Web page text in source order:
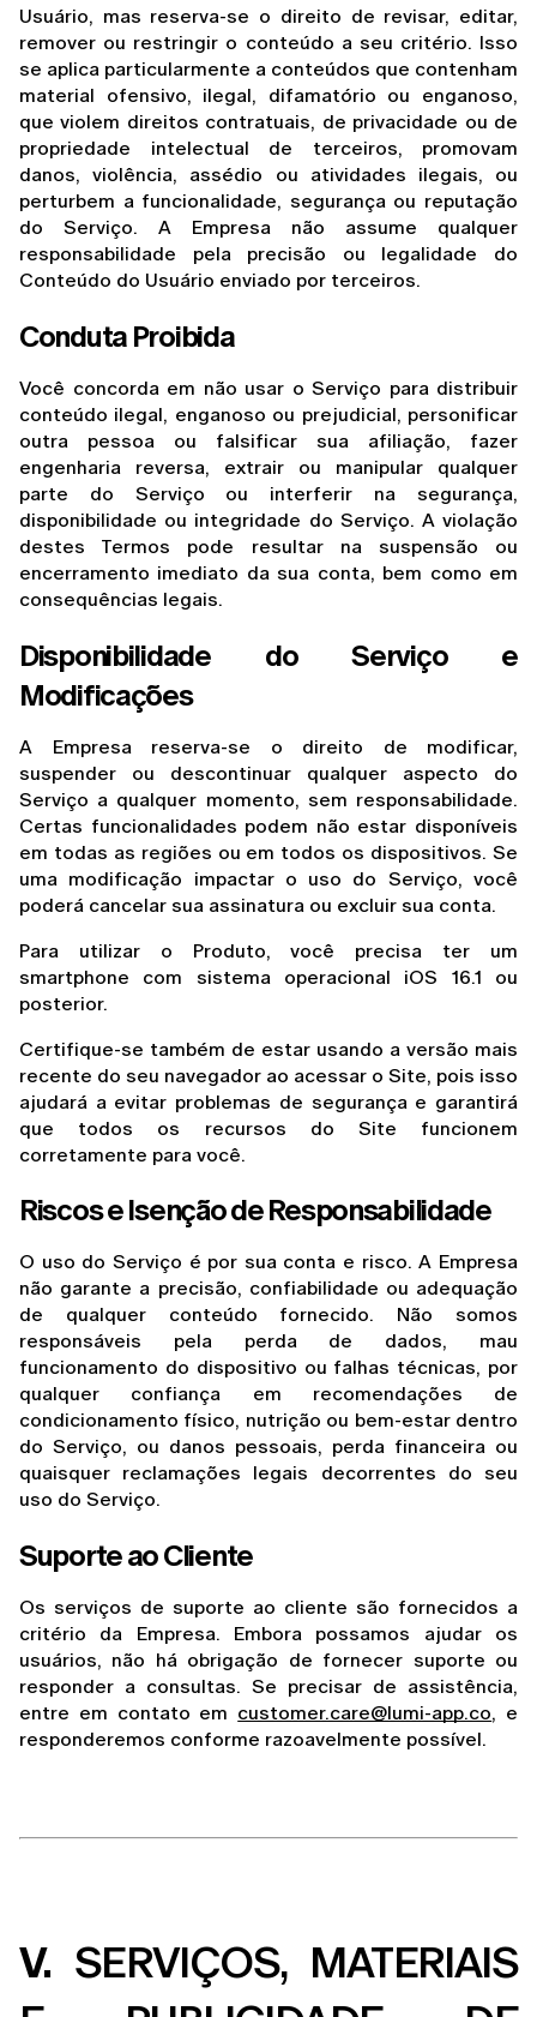
Usuário, mas reserva-se o direito de revisar, editar,
remover ou restringir o conteúdo a seu critério. Isso
se aplica particularmente a conteúdos que contenham
material ofensivo, ilegal, difamatório ou enganoso,
que violem direitos contratuais, de privacidade ou de
propriedade intelectual de terceiros, promovam
danos, violência, assédio ou atividades ilegais, ou
perturbem a funcionalidade, segurança ou reputação
do Serviço. A Empresa não assume qualquer
responsabilidade pela precisão ou legalidade do
Conteúdo do Usuário enviado por terceiros.
Conduta Proibida
Você concorda em não usar o Serviço para distribuir
conteúdo ilegal, enganoso ou prejudicial, personificar
outra pessoa ou falsificar sua afiliação, fazer
engenharia reversa, extrair ou manipular qualquer
parte do Serviço ou interferir na segurança,
disponibilidade ou integridade do Serviço. A violação
destes Termos pode resultar na suspensão ou
encerramento imediato da sua conta, bem como em
consequências legais.
Disponibilidade do Serviço e
Modificações
A Empresa reserva-se o direito de modificar,
suspender ou descontinuar qualquer aspecto do
Serviço a qualquer momento, sem responsabilidade.
Certas funcionalidades podem não estar disponíveis
em todas as regiões ou em todos os dispositivos. Se
uma modificação impactar o uso do Serviço, você
poderá cancelar sua assinatura ou excluir sua conta.
Para utilizar o Produto, você precisa ter um
smartphone com sistema operacional iOS 16.1 ou
posterior.
Certifique-se também de estar usando a versão mais
recente do seu navegador ao acessar o Site, pois isso
ajudará a evitar problemas de segurança e garantirá
que todos os recursos do Site funcionem
corretamente para você.
Riscos e Isenção de Responsabilidade
O uso do Serviço é por sua conta e risco. A Empresa
não garante a precisão, confiabilidade ou adequação
de qualquer conteúdo fornecido. Não somos
responsáveis pela perda de dados, mau
funcionamento do dispositivo ou falhas técnicas, por
qualquer confiança em recomendações de
condicionamento físico, nutrição ou bem-estar dentro
do Serviço, ou danos pessoais, perda financeira ou
quaisquer reclamações legais decorrentes do seu
uso do Serviço.
Suporte ao Cliente
Os serviços de suporte ao cliente são fornecidos a
critério da Empresa. Embora possamos ajudar os
usuários, não há obrigação de fornecer suporte ou
responder a consultas. Se precisar de assistência,
entre em contato em customer.care@lumi-app.co, e
responderemos conforme razoavelmente possível.
V. SERVIÇOS, MATERIAIS